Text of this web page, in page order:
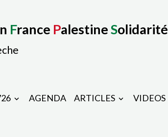
France PalestineSolidarité
AGENDA ARTICLES VIDEOS